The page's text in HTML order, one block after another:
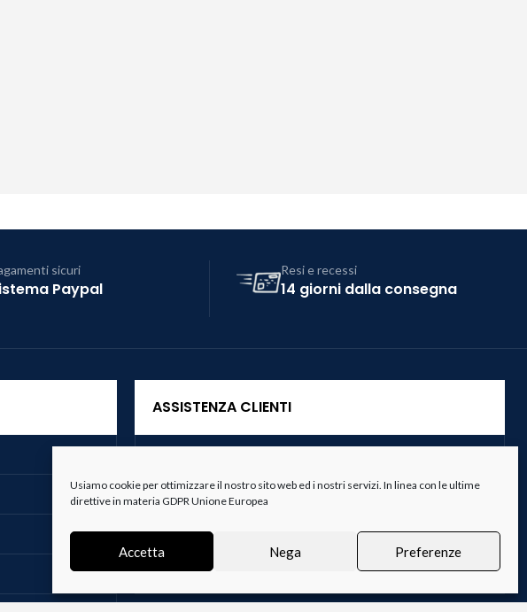
Usiamo cookie per ottimizzare il nostro sito web ed i nostri servizi. In linea con le ultime
direttive in materia GDPR Unione Europea
Accetta Nega Preferenze
sicuri
Paypal
Resi e recessi
14 giorni dalla consegna
ASSISTENZA CLIENTI
Spedizioni
Resi e Recessi
Termini e Condizioni